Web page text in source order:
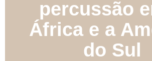
percussão
África e a
do Sul